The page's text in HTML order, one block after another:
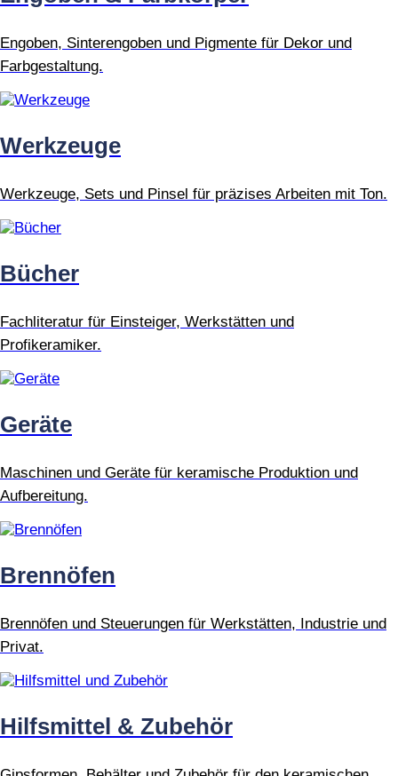
Engoben, Sinterengoben und Pigmente für Dekor und
Farbgestaltung.
Werkzeuge
Werkzeuge, Sets und Pinsel für präzises Arbeiten mit Ton.
Bücher
Fachliteratur für Einsteiger, Werkstätten und
Profikeramiker.
Geräte
Maschinen und Geräte für keramische Produktion und
Aufbereitung.
Brennöfen
Brennöfen und Steuerungen für Werkstätten, Industrie und
Privat.
Hilfsmittel & Zubehör